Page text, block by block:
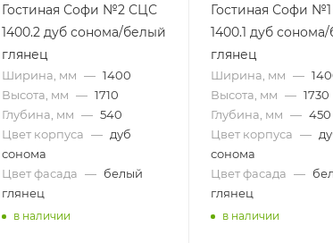
Гостиная Софи №2 СЦС
1400.2 дуб сонома/белый
глянец
Ширина, мм — 1400
Высота, мм — 1710
Глубина, мм — 540
Цвет корпуса — дуб
сонома
Цвет фасада — белый
глянец
в наличии
Гостиная Софи
1400.1 дуб
глянец
Ширина, мм —
Высота, мм — 1730
Глубина, мм — 450
Цвет корпуса —
сонома
Цвет фасада —
глянец
в наличии